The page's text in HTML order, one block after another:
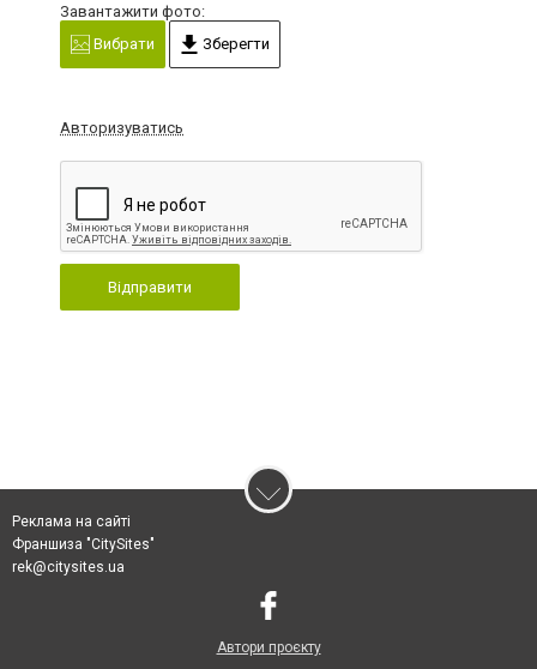
Завантажити фото:
Вибрати
Зберегти
Авторизуватись
Відправити
Реклама на сайті
Франшиза "CitySites"
rek@citysites.ua
Автори проєкту